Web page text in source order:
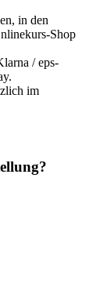
in den
Shop
/ eps-
im